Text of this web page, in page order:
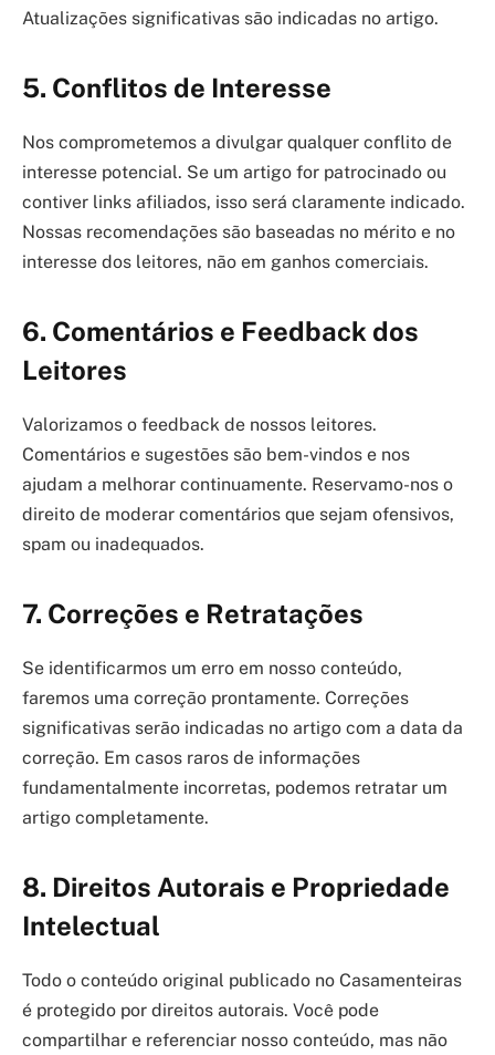
Atualizações significativas são indicadas no artigo.
5. Conflitos de Interesse
Nos comprometemos a divulgar qualquer conflito de
interesse potencial. Se um artigo for patrocinado ou
contiver links afiliados, isso será claramente indicado.
Nossas recomendações são baseadas no mérito e no
interesse dos leitores, não em ganhos comerciais.
6. Comentários e Feedback dos
Leitores
Valorizamos o feedback de nossos leitores.
Comentários e sugestões são bem-vindos e nos
ajudam a melhorar continuamente. Reservamo-nos o
direito de moderar comentários que sejam ofensivos,
spam ou inadequados.
7. Correções e Retratações
Se identificarmos um erro em nosso conteúdo,
faremos uma correção prontamente. Correções
significativas serão indicadas no artigo com a data da
correção. Em casos raros de informações
fundamentalmente incorretas, podemos retratar um
artigo completamente.
8. Direitos Autorais e Propriedade
Intelectual
Todo o conteúdo original publicado no Casamenteiras
é protegido por direitos autorais. Você pode
compartilhar e referenciar nosso conteúdo, mas não